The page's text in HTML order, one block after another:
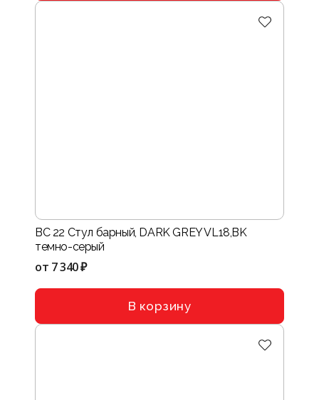
BC 22 Стул барный, DARK GREY VL18,BK
темно-серый
от 7 340 ₽
В корзину